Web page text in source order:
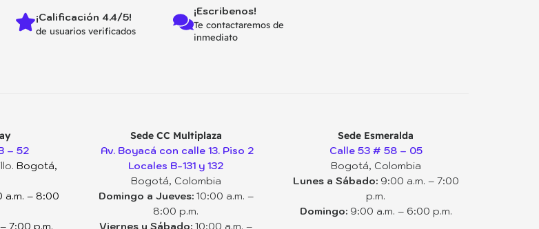
¡Calificación 4.4/5!
de usuarios verificados
¡Escribenos!
Te contactaremos de
inmediato
– 52
Bogotá,
a.m. – 8:00
7:00 p.m.
Sede CC Multiplaza
Av. Boyacá con calle 13. Piso 2
Locales B-131 y 132
Bogotá, Colombia
Domingo a Jueves:10:00 a.m. –
8:00 p.m.
Viernes y Sábado: 10:00 a.m. –
Sede Esmeralda
Calle 53 # 58 – 05
Bogotá, Colombia
Lunes a Sábado:9:00 a.m. – 7:00
p.m.
Domingo:9:00 a.m. – 6:00 p.m.